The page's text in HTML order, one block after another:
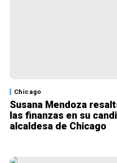
Chicago
Susana Mendoza
las finanzas en su
alcaldesa de Chicago